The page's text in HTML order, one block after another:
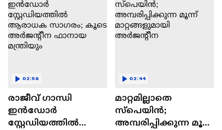
റെഡ് കാർഡ്
ആവേശത്തിൽ
രാജീവ് ​ഗാന്ധി
ഇൻഡോർ
സ്റ്റേഡിയത്തിൽ
02:56
മാറ്റമില്ലാതെ
സ്പെയിൻ;
അമ്പരിപ്പിക്കുന്ന മൂന്ന്
02:44